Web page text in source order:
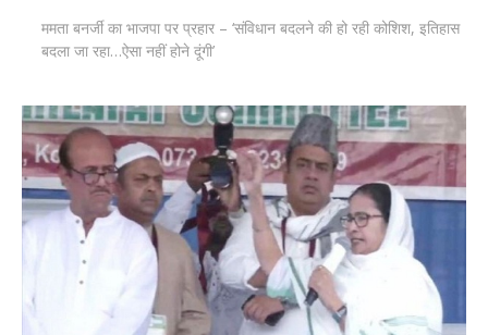
ममता बनर्जी का भाजपा पर प्रहार – ‘संविधान बदलने की हो रही कोशिश, इतिहास
बदला जा रहा…ऐसा नहीं होने दूंगी’